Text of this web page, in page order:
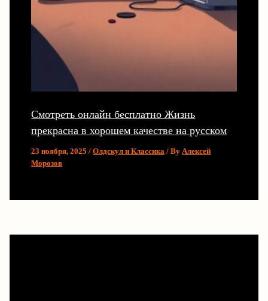
Смотреть онлайн бесплатно Жизнь
прекрасна в хорошем качестве на русском
23 ноября, 2025/Олдскул и Классика / ByАлексей
Морозов